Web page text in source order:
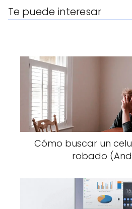
Te puede interesar
Cómo buscar un
robado